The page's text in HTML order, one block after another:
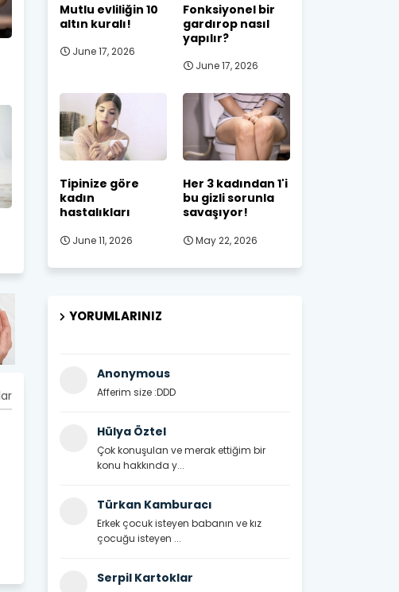
Mutlu evliliğin 10
altın kuralı!
June 17, 2026
Fonksiyonel bir
gardırop nasıl
yapılır?
June 17, 2026
Tipinize göre
kadın
hastalıkları
June 11, 2026
Her 3 kadından 1'i
bu gizli sorunla
savaşıyor!
May 22, 2026
YORUMLARINIZ
Anonymous
Afferim size :DDD
Hülya Öztel
Çok konuşulan ve merak ettiğim bir
konu hakkında y...
Türkan Kamburacı
Erkek çocuk isteyen babanın ve kız
çocuğu isteyen ...
Serpil Kartoklar